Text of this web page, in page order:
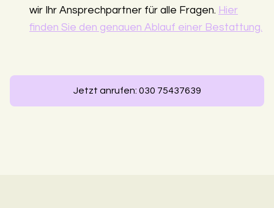
wir Ihr Ansprechpartner für alle Fragen. Hier
finden Sie den genauen Ablauf einer Bestattung.
Jetzt anrufen: 030 75437639